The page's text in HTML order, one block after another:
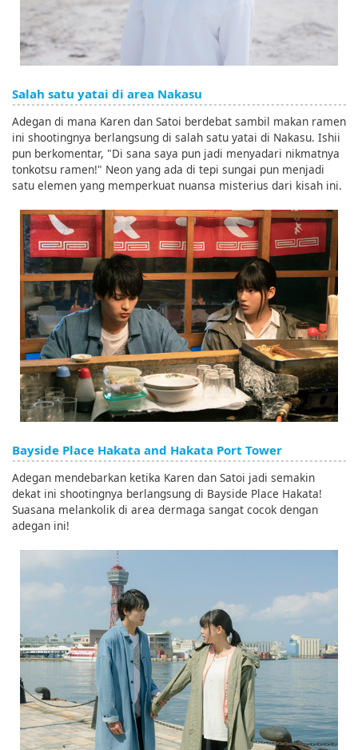
Salah satu yatai di area Nakasu
Adegan di mana Karen dan Satoi berdebat sambil makan ramen
ini shootingnya berlangsung di salah satu yatai di Nakasu. Ishii
pun berkomentar, "Di sana saya pun jadi menyadari nikmatnya
tonkotsu ramen!" Neon yang ada di tepi sungai pun menjadi
satu elemen yang memperkuat nuansa misterius dari kisah ini.
Bayside Place Hakata and Hakata Port Tower
Adegan mendebarkan ketika Karen dan Satoi jadi semakin
dekat ini shootingnya berlangsung di Bayside Place Hakata!
Suasana melankolik di area dermaga sangat cocok dengan
adegan ini!